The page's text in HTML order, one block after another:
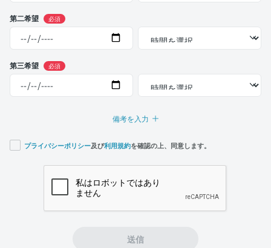
第二希望 必須
第三希望 必須
備考を入力
プライバシーポリシー及び利用規約を確認の上、同意します。
送信